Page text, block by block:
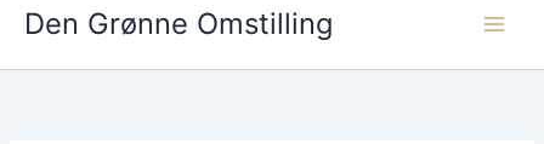
Den Grønne Omstilling